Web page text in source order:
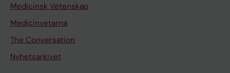
Medicinsk Vetenskap
Medicinvetarna
The Conversation
Nyhetsarkivet